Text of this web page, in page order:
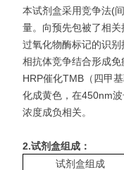
本试剂盒采用竞争法(
量。向预先包被了相
过氧化物酶标记的识
相抗体竞争结合形成
HRP催化TMB（四甲
化成黄色，在450nm
浓度成负相关。
2.试剂盒组成：
试剂盒组成